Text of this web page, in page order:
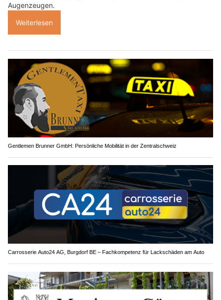
Augenzeugen.
Weiterlesen
Gentlemen Brunner GmbH: Persönliche Mobilität in der Zentralschweiz
Carrosserie Auto24 AG, Burgdorf BE – Fachkompetenz für Lackschäden am Auto